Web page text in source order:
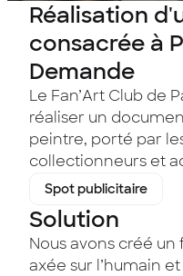
Réalisation
consacrée à
Demande
Le Fan’Art Club de
réaliser un
peintre, porté par
collectionneurs et
Spot publicitaire
Solution
Nous avons créé
axée sur l’humain